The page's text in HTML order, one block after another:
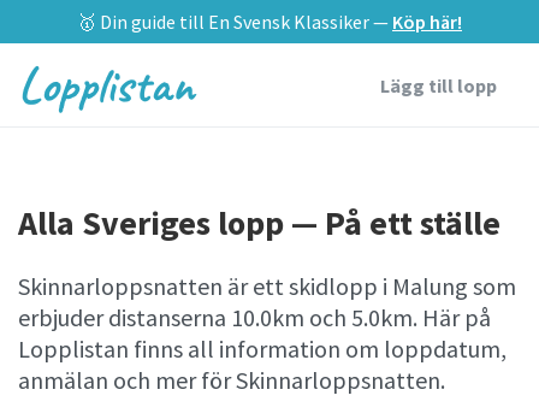
🥇 Din guide till En Svensk Klassiker — Köp här!
Lopplistan Lägg till lopp
Alla Sveriges lopp — På ett ställe
Skinnarloppsnatten är ett skidlopp i Malung som
erbjuder distanserna 10.0km och 5.0km. Här på
Lopplistan finns all information om loppdatum,
anmälan och mer för Skinnarloppsnatten.